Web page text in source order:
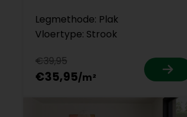
Legmethode: Plak
Vloertype: Strook
€39,95
€35,95